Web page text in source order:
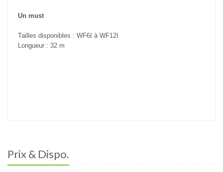
Un must
Tailles disponibles : WF6I à WF12I
Longueur : 32 m
Prix & Dispo.